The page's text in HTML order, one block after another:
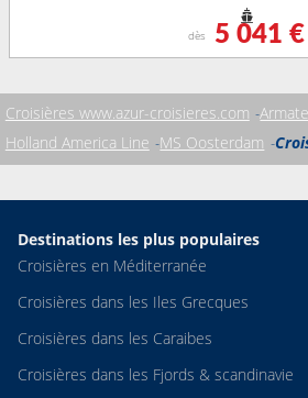
dès 5 041 €
Croisières www.azur-croisieres.com
Holland America Line MS Oosterdam
Destinations les plus populaires
Croisières en Méditerranée
Croisières dans les Iles Grecques
Croisières dans les Caraibes
Croisières dans les Fjords & scandinavie